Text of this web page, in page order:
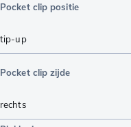
Pocket clip positie
tip-up
Pocket clip zijde
rechts